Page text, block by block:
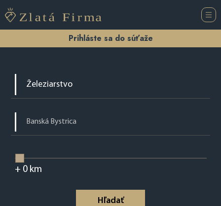
Prihláste sa do súťaže
+ 0km
Hľadať